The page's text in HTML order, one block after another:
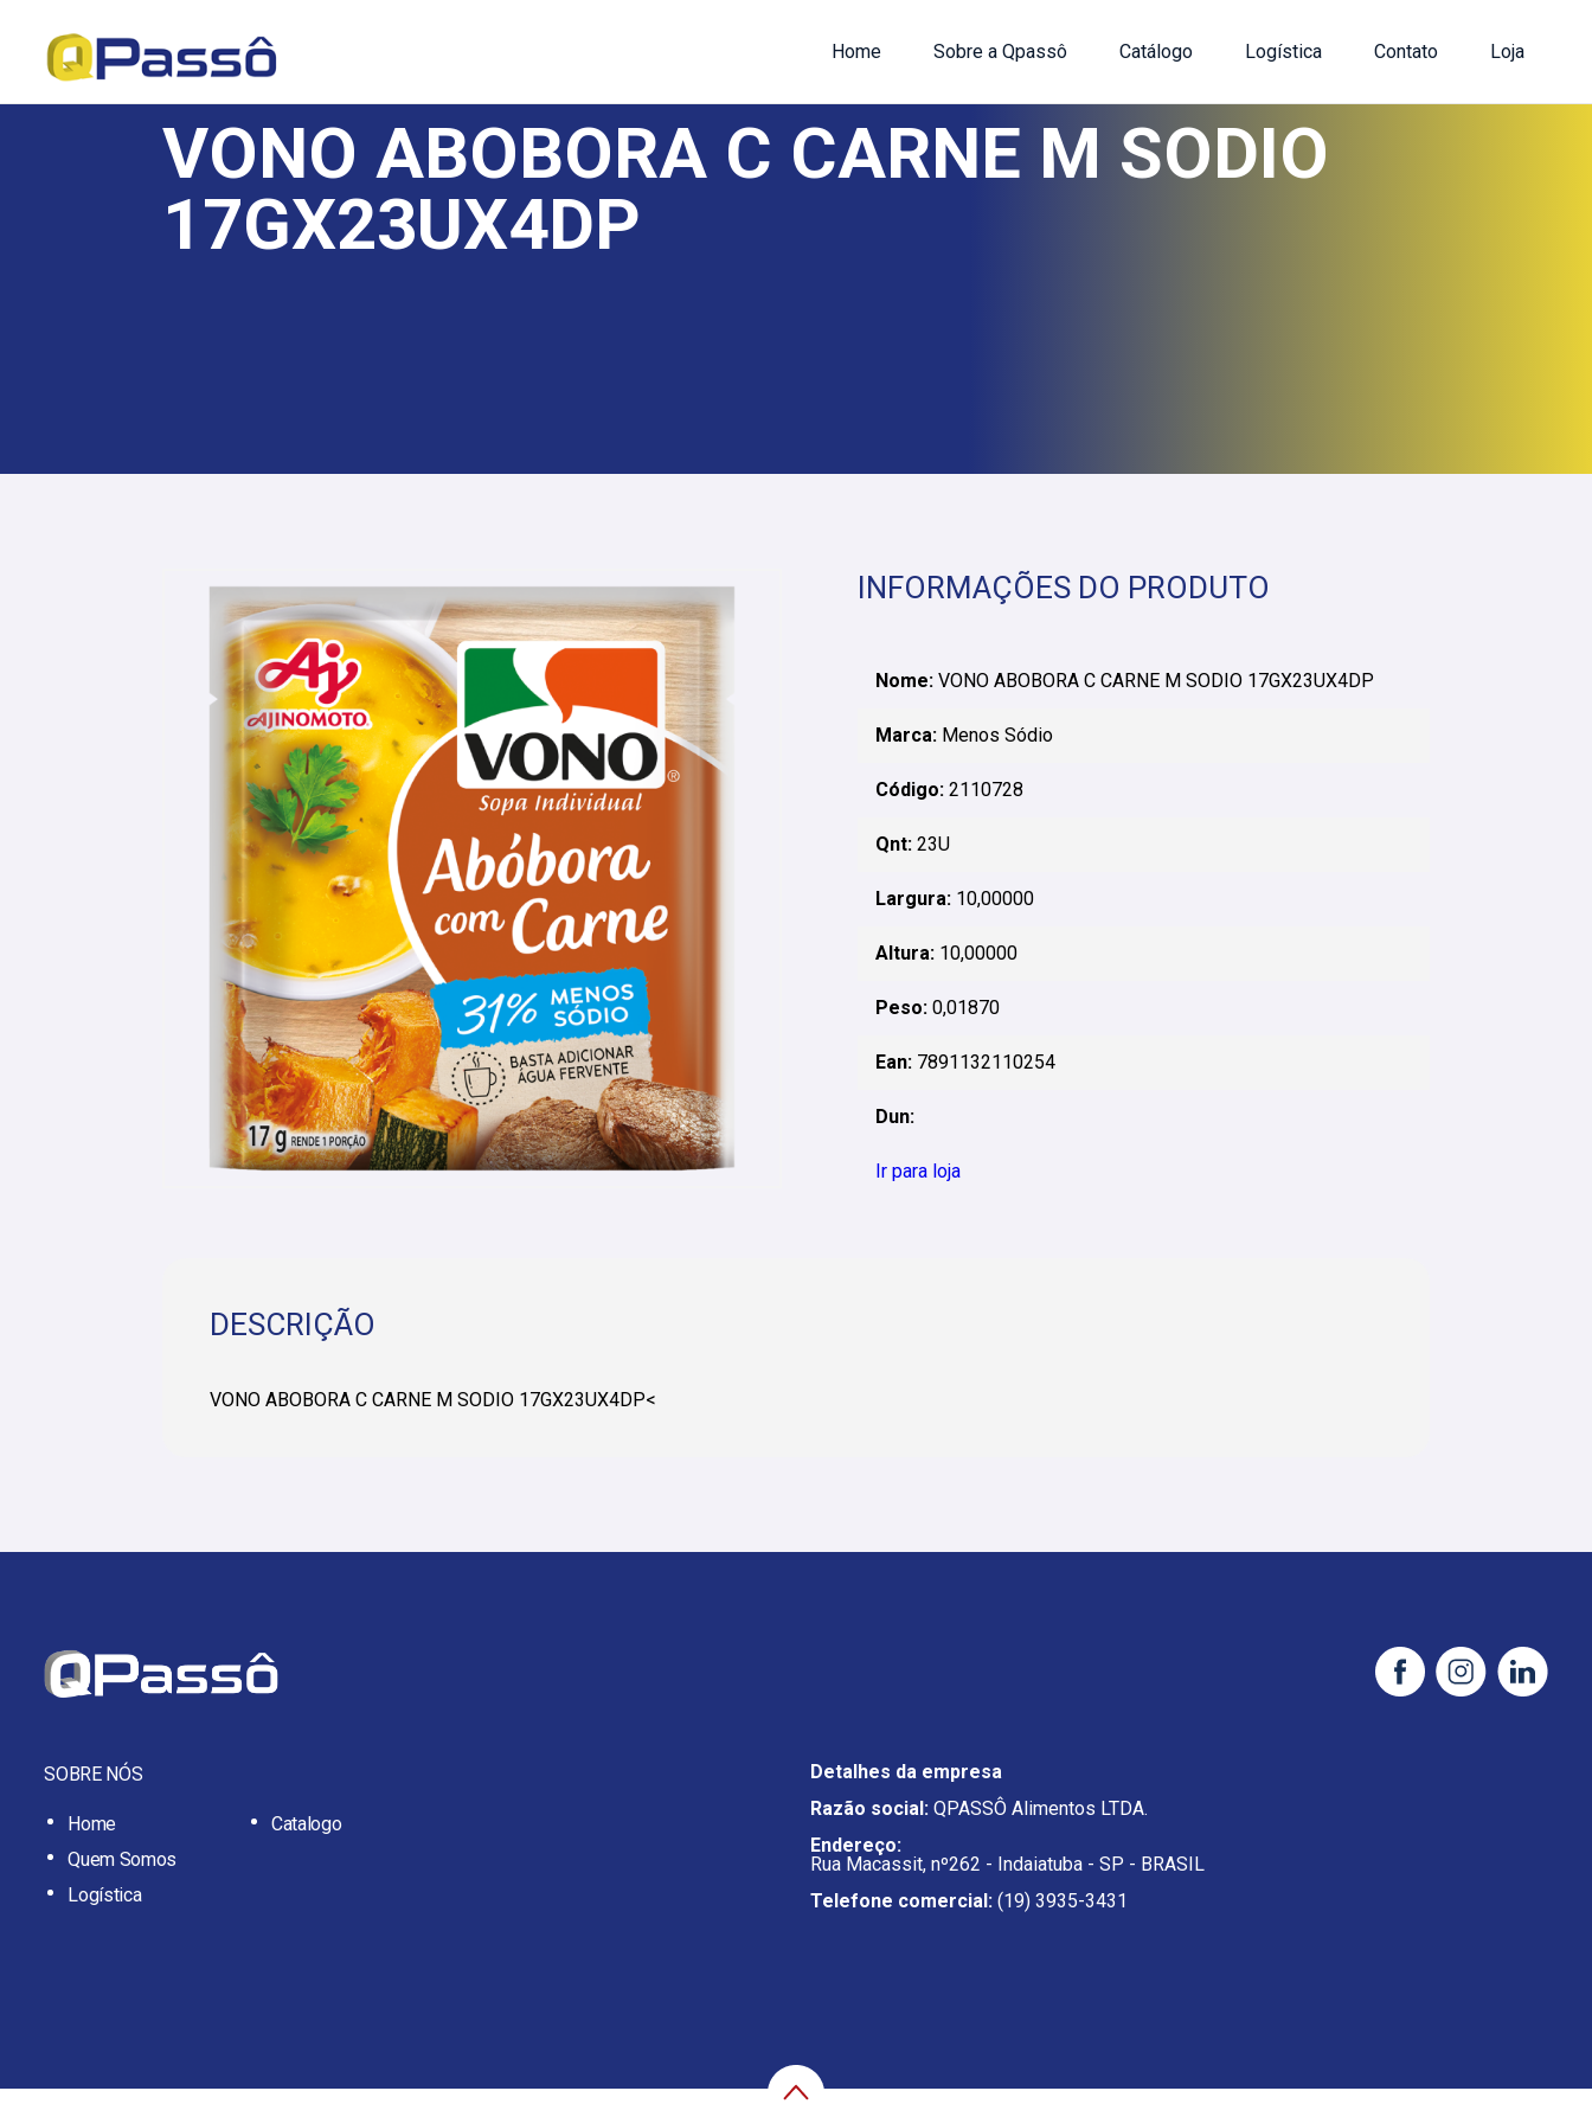
Home Sobre a Qpassô Catálogo Logística Contato Loja
VONO ABOBORA C CARNE M SODIO
17GX23UX4DP
INFORMAÇÕES DO PRODUTO
Nome:VONO ABOBORA C CARNE M SODIO 17GX23UX4DP
Marca:Menos Sódio
Código:2110728
Qnt:23U
Largura:10,00000
Altura:10,00000
Peso:0,01870
Ean:7891132110254
Dun:
Ir para loja
DESCRIÇÃO
VONO ABOBORA C CARNE M SODIO 17GX23UX4DP<
SOBRE NÓS
Home
Quem Somos
Logística
Catalogo
Detalhes da empresa
Razão social: QPASSÔ Alimentos LTDA.
Endereço:
Rua Macassit, nº262 - Indaiatuba - SP - BRASIL
Telefone comercial: (19) 3935-3431